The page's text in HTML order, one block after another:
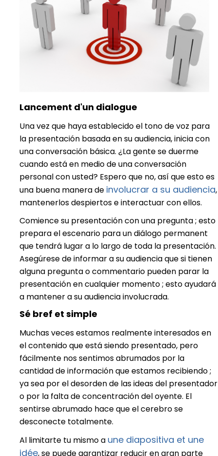
Lancement d'un dialogue
Una vez que haya establecido el tono de voz para
la presentación basada en su audiencia, inicia con
una conversación básica. ¿La gente se duerme
cuando está en medio de una conversación
personal con usted? Espero que no, así que esto es
una buena manera de involucrar a su audiencia,
mantenerlos despiertos e interactuar con ellos.
Comience su presentación con una pregunta ; esto
prepara el escenario para un diálogo permanent
que tendrá lugar a lo largo de toda la presentación.
Asegúrese de informar a su audiencia que si tienen
alguna pregunta o commentario pueden parar la
presentación en cualquier momento ; esto ayudará
a mantener a su audiencia involucrada.
Sé bref et simple
Muchas veces estamos realmente interesados en
el contenido que está siendo presentado, pero
fácilmente nos sentimos abrumados por la
cantidad de información que estamos recibiendo ;
ya sea por el desorden de las ideas del presentador
o por la falta de concentración del oyente. El
sentirse abrumado hace que el cerebro se
desconecte totalmente.
Al limitarte tu mismo a une diapositiva et une
idée, se puede garantizar reducir en gran parte